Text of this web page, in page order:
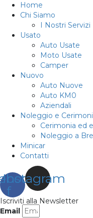
Home
Chi Siamo
I Nostri Servizi
Usato
Auto Usate
Moto Usate
Camper
Nuovo
Auto Nuove
Auto KM0
Aziendali
Noleggio e
Cerimonia ed
Noleggio a
Minicar
Contatti
f
Instagram
Iscriviti alla Newsletter
Email